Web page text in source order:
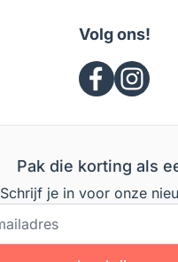
Volg ons!
Pak die korting als
Schrijf je in voor onze